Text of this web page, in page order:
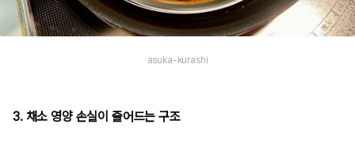
asuka-kurashi
3. 채소 영양 손실이 줄어드는 구조